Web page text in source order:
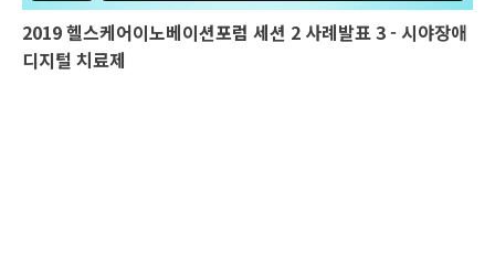
2019 헬스케어이노베이션포럼 세션 2 사례발표 3 - 시야장애
디지털 치료제